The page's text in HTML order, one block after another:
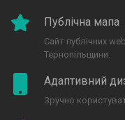
Публічна мапа
Сайт публічних
Тернопільщини.
Адаптивний
Зручно